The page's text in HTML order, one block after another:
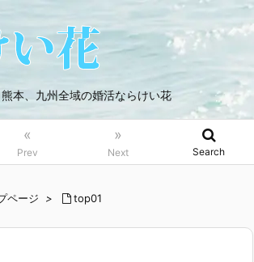
本、九州全域の婚活ならけい花
«
Prev
»
Next Search
ページ > top01